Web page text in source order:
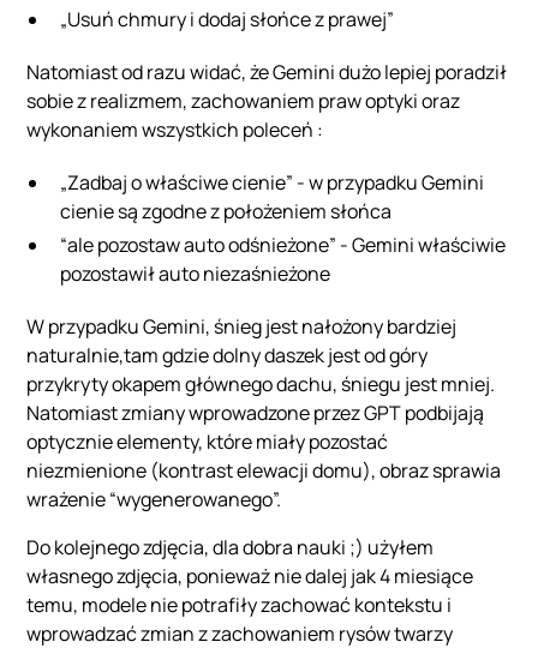
„Usuń chmury i dodaj słońce z prawej”
Natomiast od razu widać, że Gemini dużo lepiej poradził
sobie z realizmem, zachowaniem praw optyki oraz
wykonaniem wszystkich poleceń :
„Zadbaj o właściwe cienie” - w przypadku Gemini
cienie są zgodne z położeniem słońca
“ale pozostaw auto odśnieżone” - Gemini właściwie
pozostawił auto niezaśnieżone
W przypadku Gemini, śnieg jest nałożony bardziej
naturalnie,tam gdzie dolny daszek jest od góry
przykryty okapem głównego dachu, śniegu jest mniej.
Natomiast zmiany wprowadzone przez GPT podbijają
optycznie elementy, które miały pozostać
niezmienione (kontrast elewacji domu), obraz sprawia
wrażenie “wygenerowanego”.
Do kolejnego zdjęcia, dla dobra nauki ;) użyłem
własnego zdjęcia, ponieważ nie dalej jak 4 miesiące
temu, modele nie potrafiły zachować kontekstu i
wprowadzać zmian z zachowaniem rysów twarzy